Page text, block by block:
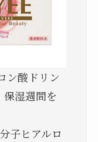
ン酸ドリン
保湿週間を
子ヒアルロ